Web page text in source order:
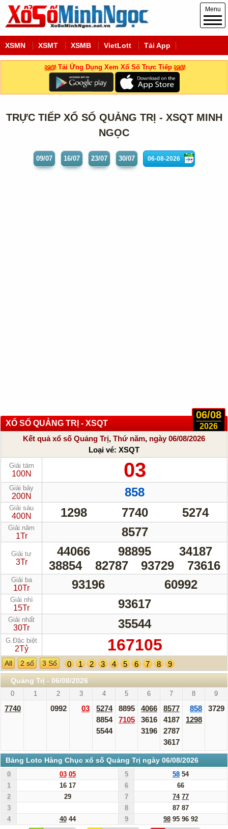
Menu
XSMN XSMT XSMB VietLott Tải App
Tải Ứng Dụng Xem Xổ Số Trực Tiếp
TRỰC TIẾP XỔ SỐ QUẢNG TRỊ - XSQT MINH
NGỌC
09/07 16/07 23/07 30/07
XỔ SỐ QUẢNG TRỊ - XSQT
06/08
2026
Kết quả xổ số Quảng Trị, Thứ năm, ngày 06/08/2026
Loại vé: XSQT
Giải tám
100N 03
Giải bảy
200N 858
Giải sáu
400N 1298 7740 5274
Giải năm
1Tr 8577
Giải tư
3Tr
44066 98895
34187
38854
82787 93729 73616
Giải ba
10Tr 93196 60992
Giải nhì
15Tr 93617
Giải nhất
30Tr 35544
G.Đặc biệt
2Tỷ 167105
All 2 số 3 Số 0 1 2 3 4 5 6 7 8 9
Quảng Trị - 06/08/2026
0 1 2 3 4 5 6 7 8 9
7740 0992 03
5274
8854
5544
8895
7105
4066
3616
3196
8577
4187
2787
3617
858
1298
3729
Bảng Loto Hàng Chục xổ số Quảng Trị ngày 06/08/2026
0 03 05 5 58 54
1
16 17 6
66
2
29 7 74 77
3
8 87 87
4
40 44 9 98 95 96 92